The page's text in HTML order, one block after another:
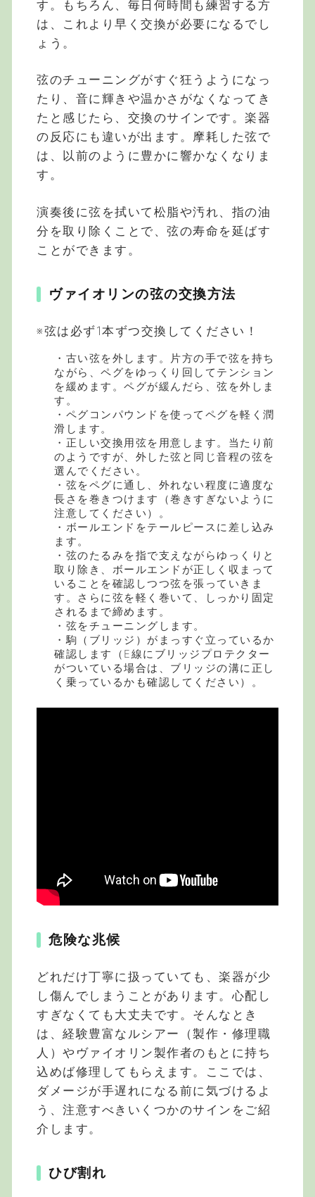
す。もちろん、毎日何時間も練習する方
は、これより早く交換が必要になるでし
ょう。
弦のチューニングがすぐ狂うようになっ
たり、音に輝きや温かさがなくなってき
たと感じたら、交換のサインです。楽器
の反応にも違いが出ます。摩耗した弦で
は、以前のように豊かに響かなくなりま
す。
演奏後に弦を拭いて松脂や汚れ、指の油
分を取り除くことで、弦の寿命を延ばす
ことができます。
ヴァイオリンの弦の交換方法
※弦は必ず1本ずつ交換してください！
・古い弦を外します。片方の手で弦を持ち
ながら、ペグをゆっくり回してテンション
を緩めます。ペグが緩んだら、弦を外しま
す。
・ペグコンパウンドを使ってペグを軽く潤
滑します。
・正しい交換用弦を用意します。当たり前
のようですが、外した弦と同じ音程の弦を
選んでください。
・弦をペグに通し、外れない程度に適度な
長さを巻きつけます（巻きすぎないように
注意してください）。
・ボールエンドをテールピースに差し込み
ます。
・弦のたるみを指で支えながらゆっくりと
取り除き、ボールエンドが正しく収まって
いることを確認しつつ弦を張っていきま
す。さらに弦を軽く巻いて、しっかり固定
されるまで締めます。
・弦をチューニングします。
・駒（ブリッジ）がまっすぐ立っているか
確認します（E線にブリッジプロテクター
がついている場合は、ブリッジの溝に正し
く乗っているかも確認してください）。
危険な兆候
どれだけ丁寧に扱っていても、楽器が少
し傷んでしまうことがあります。心配し
すぎなくても大丈夫です。そんなとき
は、経験豊富なルシアー（製作・修理職
人）やヴァイオリン製作者のもとに持ち
込めば修理してもらえます。ここでは、
ダメージが手遅れになる前に気づけるよ
う、注意すべきいくつかのサインをご紹
介します。
ひび割れ